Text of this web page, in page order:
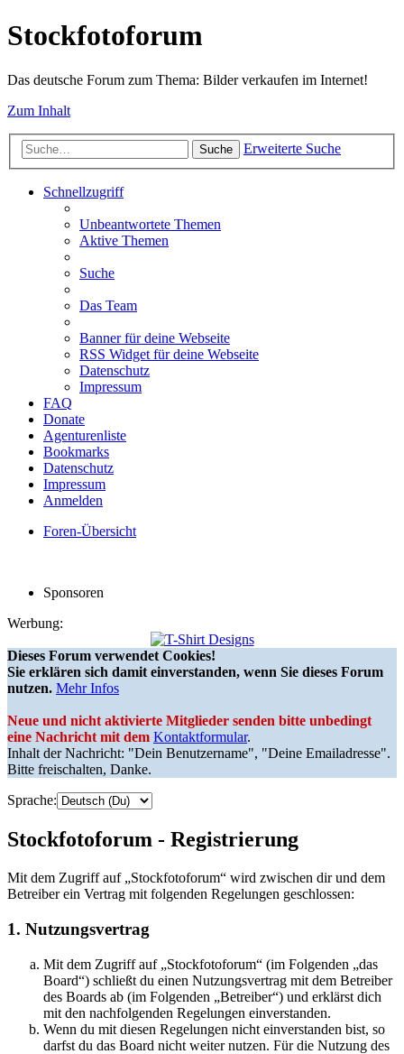
Stockfotoforum
Das deutsche Forum zum Thema: Bilder verkaufen im Internet!
Zum Inhalt
Suche Erweiterte Suche
Schnellzugriff
Unbeantwortete Themen
Aktive Themen
Suche
Das Team
Banner für deine Webseite
RSS Widget für deine Webseite
Datenschutz
Impressum
FAQ
Donate
Agenturenliste
Bookmarks
Datenschutz
Impressum
Anmelden
Foren-Übersicht
Sponsoren
Werbung:
Dieses Forum verwendet Cookies!
Sie erklären sich damit einverstanden, wenn Sie dieses Forum
nutzen. Mehr Infos
Neue und nicht aktivierte Mitglieder senden bitte unbedingt
eine Nachricht mit dem Kontaktformular.
Inhalt der Nachricht: "Dein Benutzername", "Deine Emailadresse".
Bitte freischalten, Danke.
Sprache:
Stockfotoforum - Registrierung
Mit dem Zugriff auf „Stockfotoforum“ wird zwischen dir und dem
Betreiber ein Vertrag mit folgenden Regelungen geschlossen:
1. Nutzungsvertrag
Mit dem Zugriff auf „Stockfotoforum“ (im Folgenden „das
Board“) schließt du einen Nutzungsvertrag mit dem Betreiber
des Boards ab (im Folgenden „Betreiber“) und erklärst dich
mit den nachfolgenden Regelungen einverstanden.
Wenn du mit diesen Regelungen nicht einverstanden bist, so
darfst du das Board nicht weiter nutzen. Für die Nutzung des